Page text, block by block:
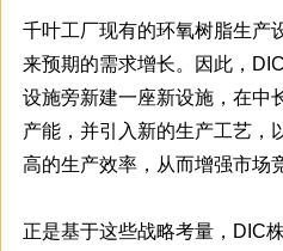
千叶工厂现有的环氧树脂生产
来预期的需求增长。因此，
设施旁新建一座新设施，在中
产能，并引入新的生产工艺，
高的生产效率，从而增强市场
正是基于这些战略考量，DIC